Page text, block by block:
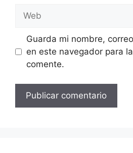
Web
Guarda mi nombre,
en este navegador para
comente.